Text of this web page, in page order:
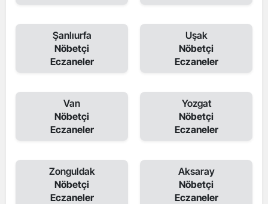
Şanlıurfa
Nöbetçi
Eczaneler
Uşak
Nöbetçi
Eczaneler
Van
Nöbetçi
Eczaneler
Yozgat
Nöbetçi
Eczaneler
Zonguldak
Nöbetçi
Eczaneler
Aksaray
Nöbetçi
Eczaneler